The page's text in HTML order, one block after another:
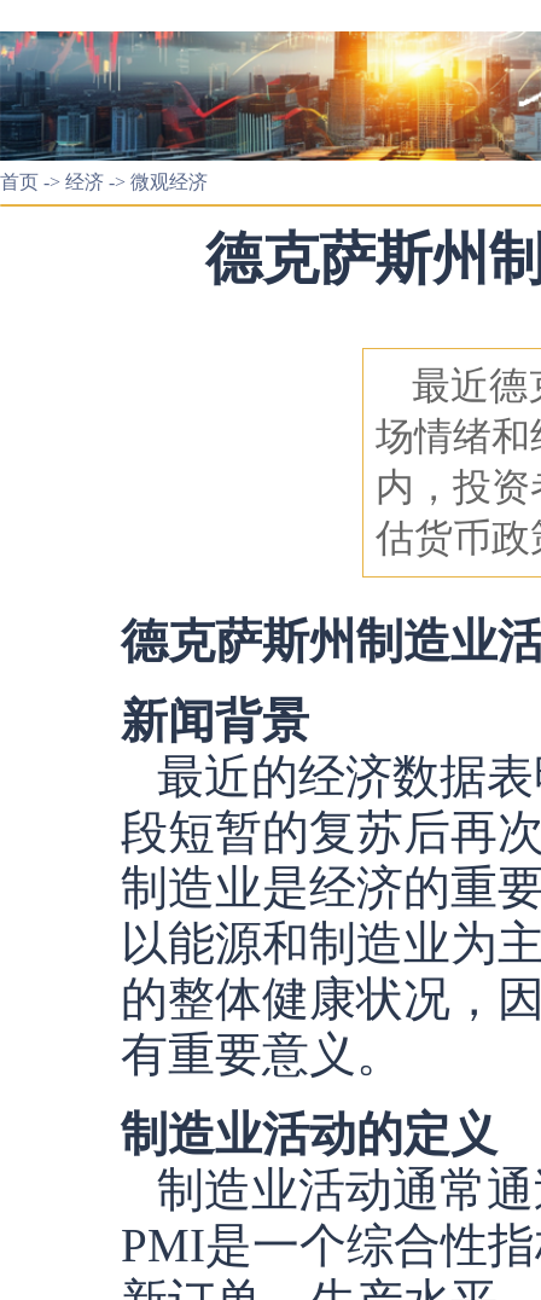
首页 -> 经济 -> 微观经济
德克萨斯州
最近德
场情绪
内，投
估货币
德克萨斯州制造业
新闻背景
最近的经济数据
段短暂的复苏后再
制造业是经济的重
以能源和制造业为
的整体健康状况，
有重要意义。
制造业活动的定义
制造业活动通常
PMI是一个综合性